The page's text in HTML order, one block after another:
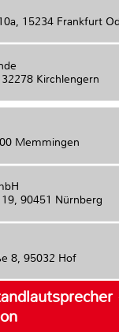
15234 Frankfurt
32278 Kirchlengern
Memmingen
90451 Nürnberg
8, 95032 Hof